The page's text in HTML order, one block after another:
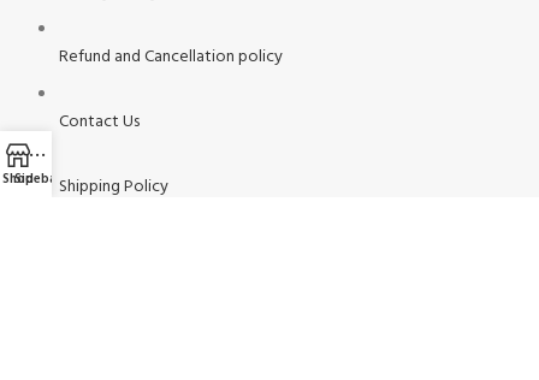
Refund and Cancellation policy
Contact Us
Shipping Policy
Shop
Sidebar